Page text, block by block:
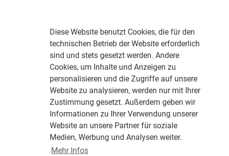
Diese Website benutzt Cookies, die für den
technischen Betrieb der Website erforderlich
sind und stets gesetzt werden. Andere
Cookies, um Inhalte und Anzeigen zu
personalisieren und die Zugriffe auf unsere
Website zu analysieren, werden nur mit Ihrer
Zustimmung gesetzt. Außerdem geben wir
Informationen zu Ihrer Verwendung unserer
Website an unsere Partner für soziale
Medien, Werbung und Analysen weiter.
Mehr Infos